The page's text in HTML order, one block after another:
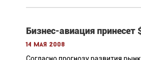
Бизнес-авиация принесет
14 мая 2008